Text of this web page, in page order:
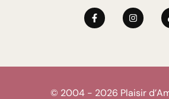
© 2004 - 2026 Plaisir